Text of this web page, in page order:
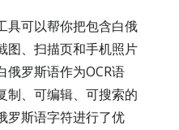
具可以帮你把包含白俄
图、扫描页和手机照片
俄罗斯语作为OCR语
制、可编辑、可搜索的
罗斯语字符进行了优